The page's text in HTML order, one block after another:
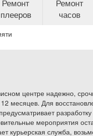
Ремонт
плееров
Ремонт
часов
центре надежно,
месяцев. Для
мероприятия
курьерская служба,